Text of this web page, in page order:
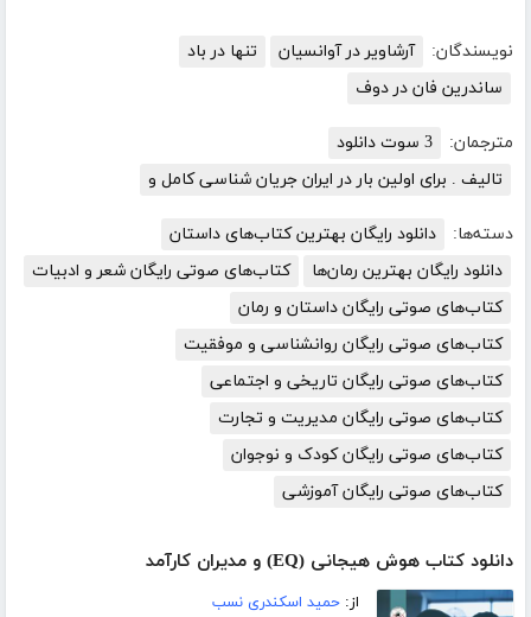
نویسندگان: آرشاویر در آوانسیان
تنها در باد
ساندرین فان در دوف
مترجمان:
3 سوت دانلود
تالیف . برای اولین بار در ایران جریان شناسی کامل و
دسته‌ها:
دانلود رایگان بهترین کتاب‌های داستان
دانلود رایگان بهترین رمان‌ها
کتاب‌های صوتی رایگان شعر و ادبیات
کتاب‌های صوتی رایگان داستان و رمان
کتاب‌های صوتی رایگان روانشناسی و موفقیت
کتاب‌های صوتی رایگان تاریخی و اجتماعی
کتاب‌های صوتی رایگان مدیریت و تجارت
کتاب‌های صوتی رایگان کودک و نوجوان
کتاب‌های صوتی رایگان آموزشی
دانلود کتاب هوش هیجانی (EQ) و مدیران کارآمد
از:حمید اسکندری نسب